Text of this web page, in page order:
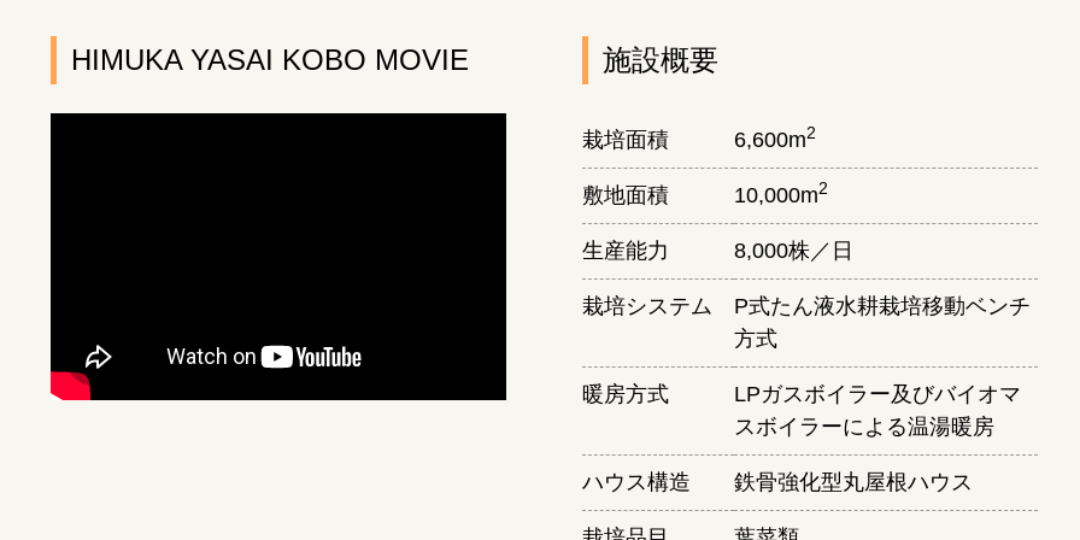
HIMUKA YASAI KOBO MOVIE 施設概要
栽培面積 6,600m2
敷地面積 10,000m2
生産能力 8,000株／日
栽培システム
P式たん液水耕栽培移動ベンチ
方式
暖房方式
LPガスボイラー及びバイオマ
スボイラーによる温湯暖房
ハウス構造 鉄骨強化型丸屋根ハウス